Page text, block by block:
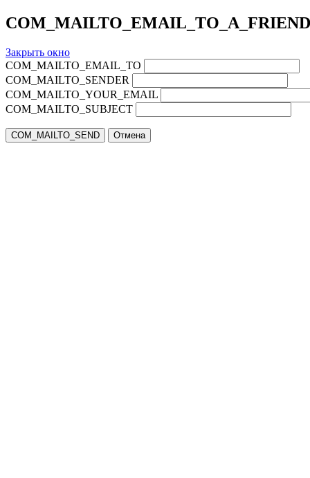
COM_MAILTO_EMAIL_TO_A_FRIEND
Закрыть окно
COM_MAILTO_EMAIL_TO
COM_MAILTO_SENDER
COM_MAILTO_YOUR_EMAIL
COM_MAILTO_SUBJECT
COM_MAILTO_SEND Отмена